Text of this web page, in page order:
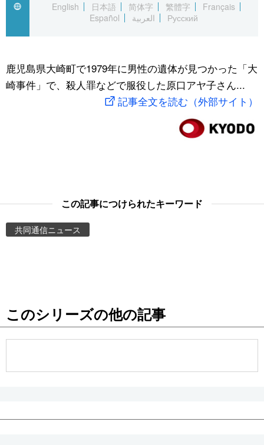
Русский
国際
文化
アーカイブ
Japan Data
動画/Live
お知らせ
スポーツ・東京2020
English
日本語 简体字 繁體字
Français
Español
العربية Русский
鹿児島県大崎町で1979年に男性の遺体が見つかった「大
崎事件」で、殺人罪などで服役した原口アヤ子さん...
記事全文を読む（外部サイト）
この記事につけられたキーワード
共同通信ニュース
このシリーズの他の記事